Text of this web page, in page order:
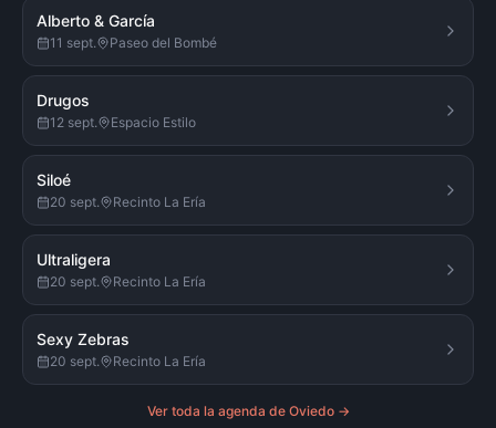
Alberto & García
11 sept. Paseo del Bombé
Drugos
12 sept. Espacio Estilo
Siloé
20 sept. Recinto La Ería
Ultraligera
20 sept. Recinto La Ería
Sexy Zebras
20 sept. Recinto La Ería
Ver toda la agenda de Oviedo→